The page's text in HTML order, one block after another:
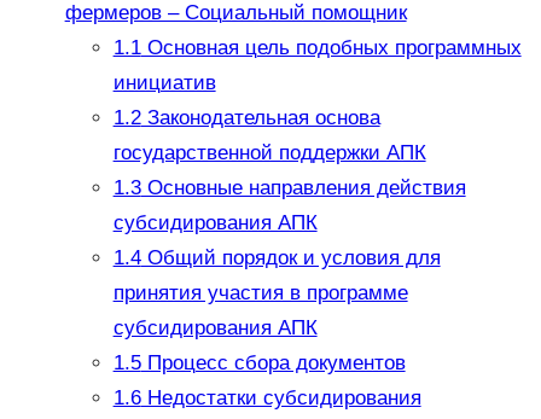
фермеров – Социальный помощник
1.1Основная цель подобных программных
инициатив
1.2Законодательная основа
государственной поддержки АПК
1.3Основные направления действия
субсидирования АПК
1.4Общий порядок и условия для
принятия участия в программе
субсидирования АПК
1.5Процесс сбора документов
1.6Недостатки субсидирования